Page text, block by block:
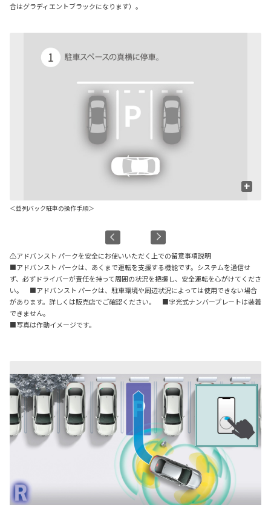
合はグラディエントブラックになります）。
+
＜並列バック駐車の操作手順＞
⚠アドバンスト パークを安全にお使いいただく上での留意事項説明
■アドバンスト パークは、あくまで運転を支援する機能です。システムを過信せ
ず、必ずドライバーが責任を持って周囲の状況を把握し、安全運転を心がけてくださ
い。 ■アドバンスト パークは、駐車環境や周辺状況によっては使用できない場合
があります。詳しくは販売店でご確認ください。 ■字光式ナンバープレートは装着
できません。
■写真は作動イメージです。